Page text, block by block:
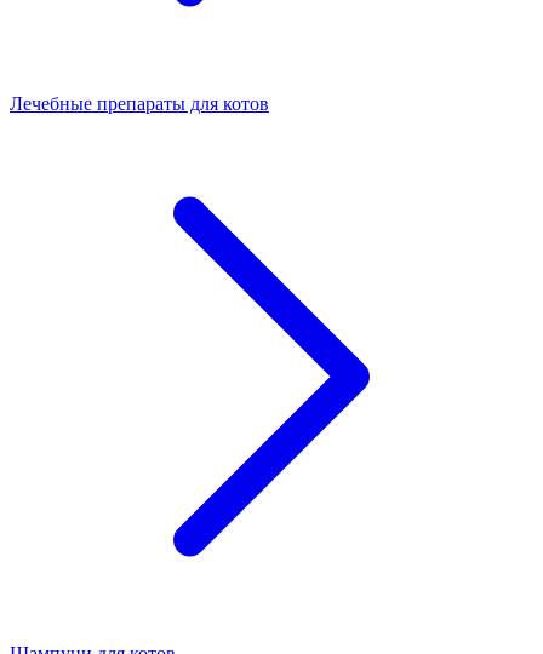
Лечебные препараты для котов